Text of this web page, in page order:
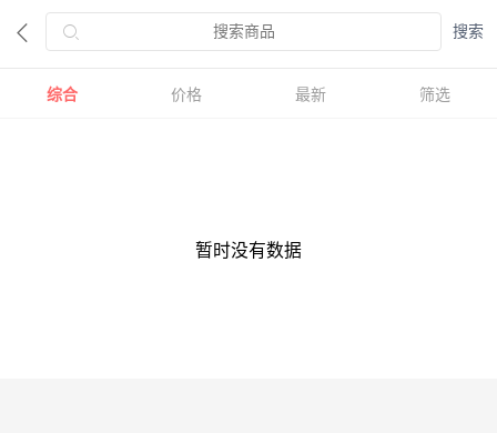
综合 价格 最新 筛选
暂时没有数据